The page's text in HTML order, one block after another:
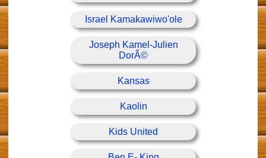
Israel Kamakawiwo'ole
Joseph Kamel-Julien
DorÃ©
Kansas
Kaolin
Kids United